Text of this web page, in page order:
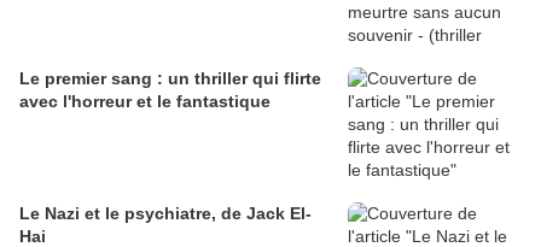
Le premier sang : un thriller qui flirte
avec l'horreur et le fantastique
Le Nazi et le psychiatre, de Jack El-
Hai